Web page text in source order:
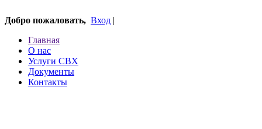
Добро пожаловать, Вход |
Главная
О нас
Услуги СВХ
Документы
Контакты